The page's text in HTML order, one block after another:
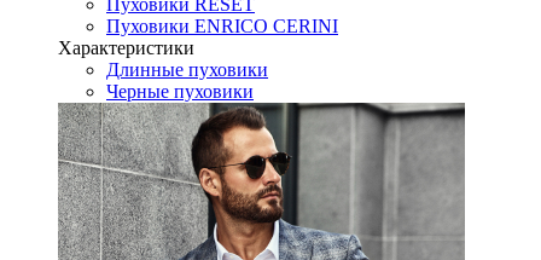
Пуховики RESET
Пуховики ENRICO CERINI
Характеристики
Длинные пуховики
Черные пуховики